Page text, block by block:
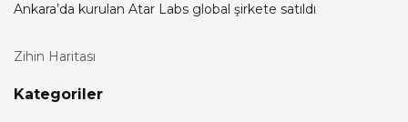
Ankara’da kurulan Atar Labs global şirkete satıldı
Zihin Haritası
Kategoriler